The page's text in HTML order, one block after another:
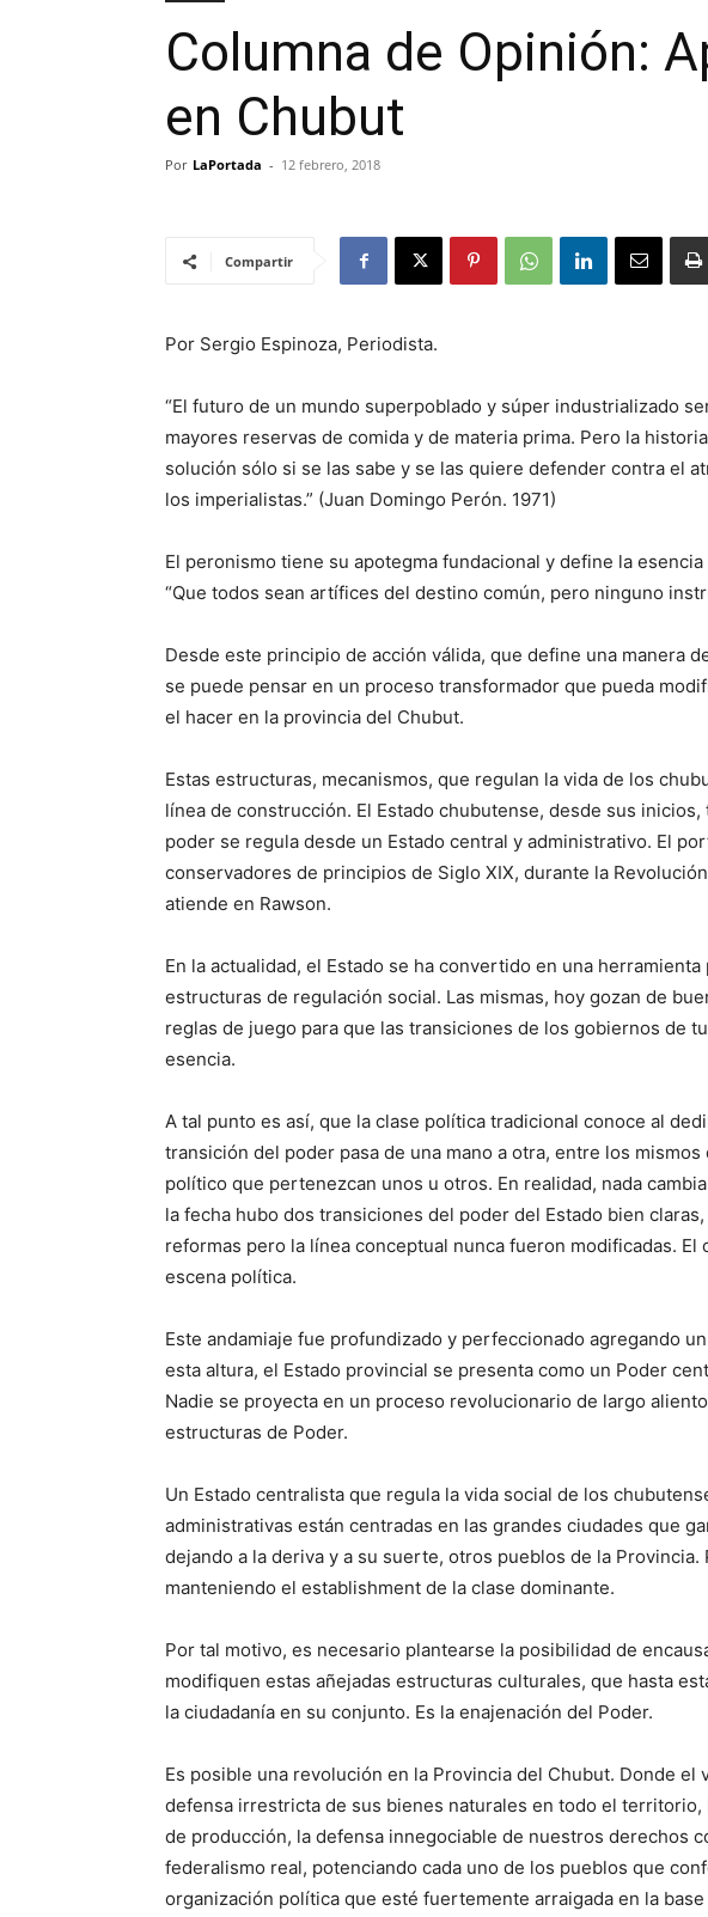
Columna de Opinión:
en Chubut
Por LaPortada - 12 febrero, 2018
Compartir
Por Sergio Espinoza, Periodista.
“El futuro de un mundo superpoblado y súper industrializado
mayores reservas de comida y de materia prima. Pero la
solución sólo si se las sabe y se las quiere defender contra el
los imperialistas.” (Juan Domingo Perón. 1971)
El peronismo tiene su apotegma fundacional y define la
“Que todos sean artífices del destino común, pero ninguno
Desde este principio de acción válida, que define una manera
se puede pensar en un proceso transformador que pueda
el hacer en la provincia del Chubut.
Estas estructuras, mecanismos, que regulan la vida de los
línea de construcción. El Estado chubutense, desde sus
poder se regula desde un Estado central y administrativo. El
conservadores de principios de Siglo XIX, durante la
atiende en Rawson.
En la actualidad, el Estado se ha convertido en una
estructuras de regulación social. Las mismas, hoy gozan de
reglas de juego para que las transiciones de los gobiernos de
esencia.
A tal punto es así, que la clase política tradicional conoce al
transición del poder pasa de una mano a otra, entre los
político que pertenezcan unos u otros. En realidad, nada
la fecha hubo dos transiciones del poder del Estado bien
reformas pero la línea conceptual nunca fueron modificadas.
escena política.
Este andamiaje fue profundizado y perfeccionado agregando
esta altura, el Estado provincial se presenta como un Poder
Nadie se proyecta en un proceso revolucionario de largo
estructuras de Poder.
Un Estado centralista que regula la vida social de los
administrativas están centradas en las grandes ciudades que
dejando a la deriva y a su suerte, otros pueblos de la
manteniendo el establishment de la clase dominante.
Por tal motivo, es necesario plantearse la posibilidad de
modifiquen estas añejadas estructuras culturales, que hasta
la ciudadanía en su conjunto. Es la enajenación del Poder.
Es posible una revolución en la Provincia del Chubut. Donde el
defensa irrestricta de sus bienes naturales en todo el
de producción, la defensa innegociable de nuestros derechos
federalismo real, potenciando cada uno de los pueblos que
organización política que esté fuertemente arraigada en la